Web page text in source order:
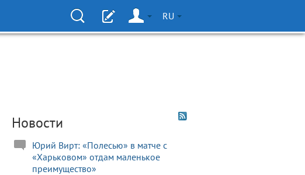
RU
Новости
Юрий Вирт: «Полесью» в матче с
«Харьковом» отдам маленькое
преимущество»